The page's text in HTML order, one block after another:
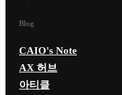
Blog
CAIO's Note
AX 허브
아티클